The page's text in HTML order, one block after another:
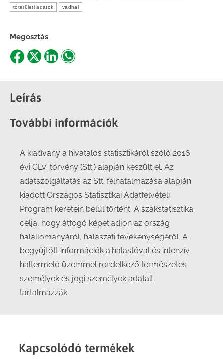
tóterületi adatok vadhal
Megosztás
Share
Facebook
Share
X
ShareShare
Leírás
További információk
A kiadvány a hivatalos statisztikáról szóló 2016.
évi CLV. törvény (Stt.) alapján készült el. Az
adatszolgáltatás az Stt. felhatalmazása alapján
kiadott Országos Statisztikai Adatfelvételi
Program keretein belül történt. A szakstatisztika
célja, hogy átfogó képet adjon az ország
halállományáról, halászati tevékenységéről. A
begyűjtött információk a halastóval és intenzív
haltermelő üzemmel rendelkező természetes
személyek és jogi személyek adatait
tartalmazzák.
Kapcsolódó termékek